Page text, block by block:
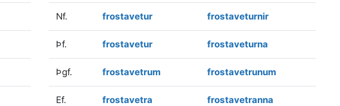
Nf. frostavetur frostaveturnir
Þf. frostavetur frostaveturna
Þgf. frostavetrum frostavetrunum
Ef. frostavetra frostavetranna